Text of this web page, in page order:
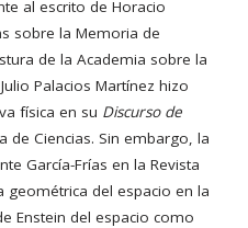
al escrito de Horacio
sobre la Memoria de
de la Academia sobre la
Palacios Martínez hizo
física en su Discurso de
de Ciencias. Sin embargo, la
García-Frías en la Revista
geométrica del espacio en la
Enstein del espacio como